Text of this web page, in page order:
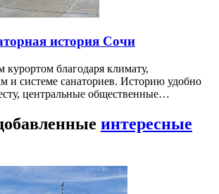
история Сочи
благодаря климату,
и системе санаториев. Историю удобно
центральные общественные…
интересные